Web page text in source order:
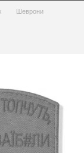
Шеврони